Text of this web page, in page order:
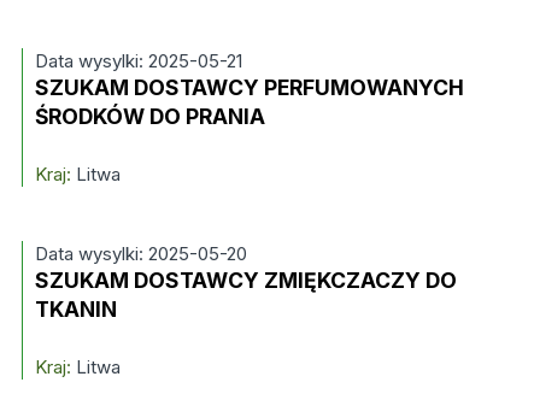
Data wysylki: 2025-05-21
SZUKAM DOSTAWCY PERFUMOWANYCH
ŚRODKÓW DO PRANIA
Kraj: Litwa
Data wysylki: 2025-05-20
SZUKAM DOSTAWCY ZMIĘKCZACZY DO
TKANIN
Kraj: Litwa